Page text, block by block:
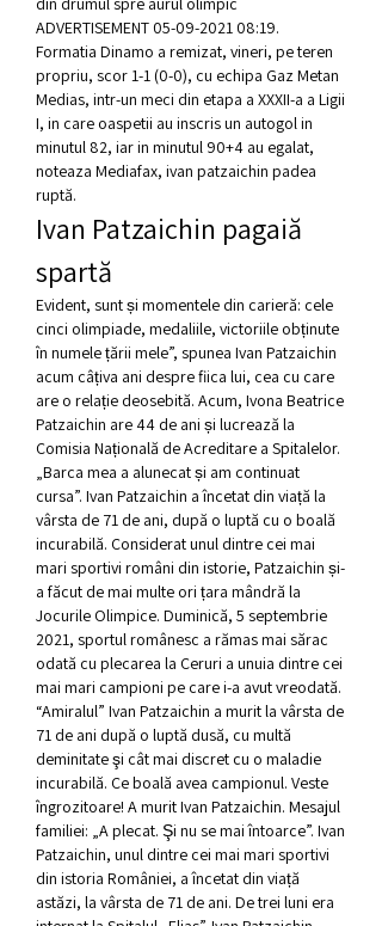
ADVERTISEMENT 05-09-2021 08:19.
Formatia Dinamo a remizat, vineri, pe teren
propriu, scor 1-1 (0-0), cu echipa Gaz Metan
Medias, intr-un meci din etapa a XXXII-a a Ligii
I, in care oaspetii au inscris un autogol in
minutul 82, iar in minutul 90+4 au egalat,
noteaza Mediafax, ivan patzaichin padea
ruptă.
Ivan Patzaichin pagaiă
spartă
Evident, sunt și momentele din carieră: cele
cinci olimpiade, medaliile, victoriile obținute
în numele țării mele”, spunea Ivan Patzaichin
acum câțiva ani despre fiica lui, cea cu care
are o relație deosebită. Acum, Ivona Beatrice
Patzaichin are 44 de ani și lucrează la
Comisia Națională de Acreditare a Spitalelor.
„Barca mea a alunecat și am continuat
cursa”. Ivan Patzaichin a încetat din viață la
vârsta de 71 de ani, după o luptă cu o boală
incurabilă. Considerat unul dintre cei mai
mari sportivi români din istorie, Patzaichin și-
a făcut de mai multe ori țara mândră la
Jocurile Olimpice. Duminică, 5 septembrie
2021, sportul românesc a rămas mai sărac
odată cu plecarea la Ceruri a unuia dintre cei
mai mari campioni pe care i-a avut vreodată.
“Amiralul” Ivan Patzaichin a murit la vârsta de
71 de ani după o luptă dusă, cu multă
deminitate şi cât mai discret cu o maladie
incurabilă. Ce boală avea campionul. Veste
îngrozitoare! A murit Ivan Patzaichin. Mesajul
familiei: „A plecat. Şi nu se mai întoarce”. Ivan
Patzaichin, unul dintre cei mai mari sportivi
din istoria României, a încetat din viață
astăzi, la vârsta de 71 de ani. De trei luni era